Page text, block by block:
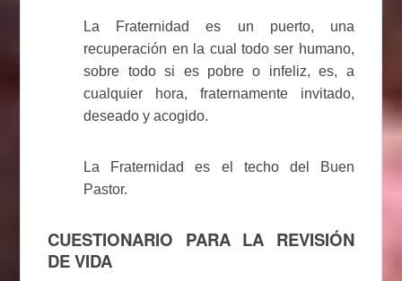
La Fraternidad es un puerto, una
recuperación en la cual todo ser humano,
sobre todo si es pobre o infeliz, es, a
cualquier hora, fraternamente invitado,
deseado y acogido.
La Fraternidad es el techo del Buen
Pastor.
CUESTIONARIO PARA LA REVISIÓN
DE VIDA